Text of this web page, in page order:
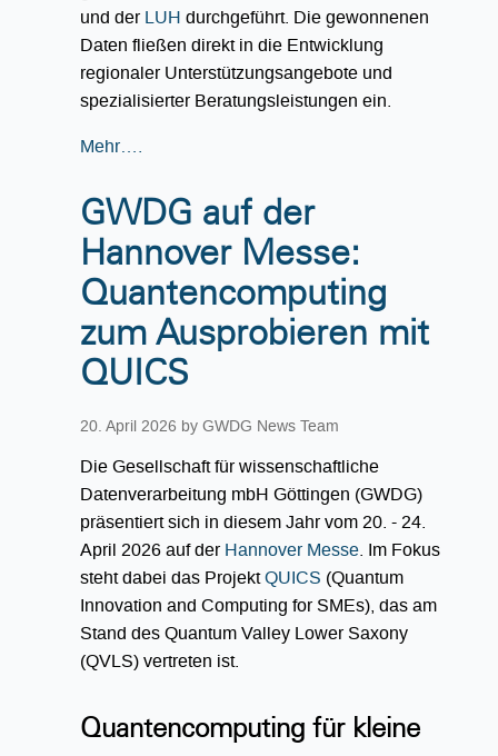
und der LUH durchgeführt. Die gewonnenen
Daten fließen direkt in die Entwicklung
regionaler Unterstützungsangebote und
spezialisierter Beratungsleistungen ein.
Mehr….
GWDG auf der
Hannover Messe:
Quantencomputing
zum Ausprobieren mit
QUICS
20. April 2026 by GWDG News Team
Die Gesellschaft für wissenschaftliche
Datenverarbeitung mbH Göttingen (GWDG)
präsentiert sich in diesem Jahr vom 20. - 24.
April 2026 auf der Hannover Messe . Im Fokus
steht dabei das ProjektQUICS (Quantum
Innovation and Computing for SMEs), das am
Stand des Quantum Valley Lower Saxony
(QVLS) vertreten ist.
Quantencomputing für kleine